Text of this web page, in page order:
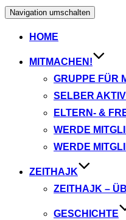
Navigation umschalten
HOME
MITMACHEN!
GRUPPE FÜR
SELBER
ELTERN- &
WERDE
WERDE
ZEITHAJK
ZEITHAJK –
GESCHICHTE